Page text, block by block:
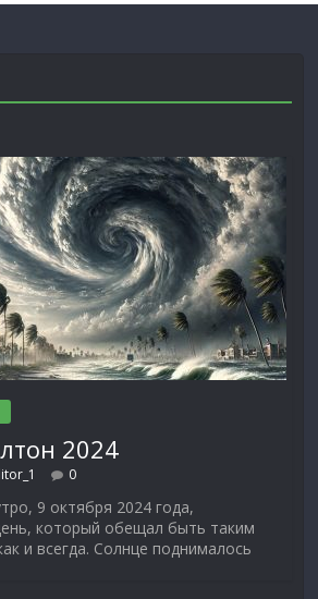
2024
0
9 октября 2024 года,
который обещал быть таким
и всегда. Солнце поднималось